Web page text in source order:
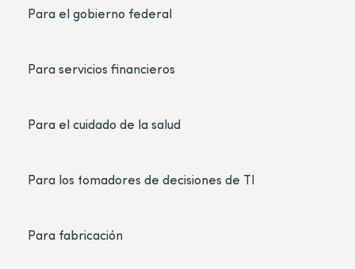
Para el gobierno federal
Para servicios financieros
Para el cuidado de la salud
Para los tomadores de decisiones de TI
Para fabricación